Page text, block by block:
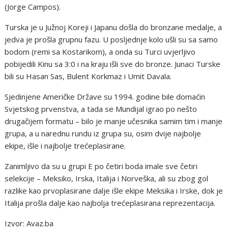
(Jorge Campos).
Turska je u Južnoj Koreji i Japanu došla do bronzane medalje, a
jedva je prošla grupnu fazu. U posljednje kolo ušli su sa samo
bodom (remi sa Kostarikom), a onda su Turci uvjerljivo
pobijedili Kinu sa 3:0 i na kraju išli sve do bronze. Junaci Turske
bili su Hasan Sas, Bulent Korkmaz i Umit Davala.
Sjedinjene Američke Države su 1994. godine bile domaćin
Svjetskog prvenstva, a tada se Mundijal igrao po nešto
drugačijem formatu – bilo je manje učesnika samim tim i manje
grupa, a u narednu rundu iz grupa su, osim dvije najbolje
ekipe, išle i najbolje trećeplasirane.
Zanimljivo da su u grupi E po četiri boda imale sve četiri
selekcije – Meksiko, Irska, Italija i Norveška, ali su zbog gol
razlike kao prvoplasirane dalje išle ekipe Meksika i Irske, dok je
Italija prošla dalje kao najbolja trećeplasirana reprezentacija.
Izvor: Avaz.ba